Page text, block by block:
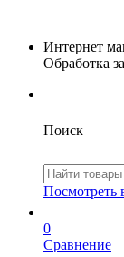
Интернет
Обработка
Поиск
Посмотреть
0
Сравнение